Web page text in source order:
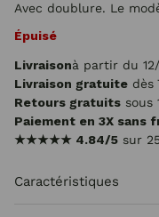
Avec doublure. Le
Épuisé
Livraisonà partir du
Livraison gratuite dès
Retours gratuits sous
Paiement en 3X sans
★★★★★ 4.84/5 sur
Caractéristiques